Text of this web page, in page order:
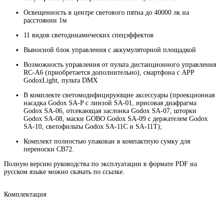
Освещенность в центре светового пятна до 40000 лк на
расстоянии 1м
11 видов светодинамических спецэффектов
Выносной блок управления с аккумуляторной площадкой
Возможность управления от пульта дистанционного управления
RC-A6 (приобретается дополнительно), смартфона с APP
GodoxLight, пульта DMX
В комплекте светомодифицирующие аксессуары (проекционная
насадка Godox SA-P с линзой SA-01, ирисовая диафрагма
Godox SA-06, отсекающая заслонка Godox SA-07, шторки
Godox SA-08, маски GOBO Godox SA-09 с держателем Godox
SA-10, светофильты Godox SA-11C и SA-11T);
Комплект полностью упакован в компактную сумку для
переноски CB72.
Полную версию руководства по эксплуатации в формате PDF на
русском языке можно скачать по ссылке.
Комплектация